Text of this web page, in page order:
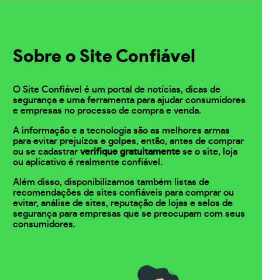
Sobre o Site Confiável
O Site Confiável é um portal de notícias, dicas de
segurança e uma ferramenta para ajudar consumidores
e empresas no processo de compra e venda.
A informação e a tecnologia são as melhores armas
para evitar prejuízos e golpes, então, antes de comprar
ou se cadastrarverifique gratuitamente se o site, loja
ou aplicativo é realmente confiável.
Além disso, disponibilizamos também listas de
recomendações de sites confiáveis para comprar ou
evitar, análise de sites, reputação de lojas e selos de
segurança para empresas que se preocupam com seus
consumidores.